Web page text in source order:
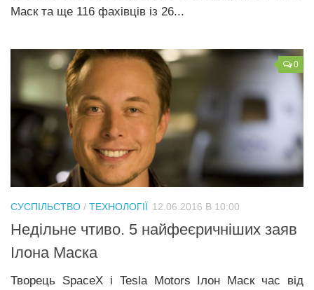
Маск та ще 116 фахівців із 26...
0
СУСПІЛЬСТВО / ТЕХНОЛОГІЇ 12.06.2016 В 10:00
Недільне чтиво. 5 найфеєричніших заяв
Ілона Маска
Творець SpaceX і Tesla Motors Ілон Маск час від